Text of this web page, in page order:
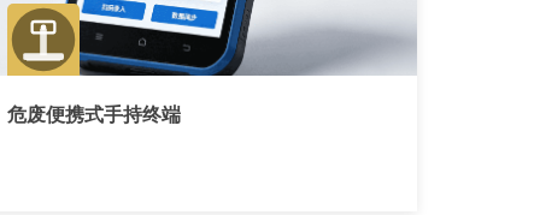
危废便携式手持终端